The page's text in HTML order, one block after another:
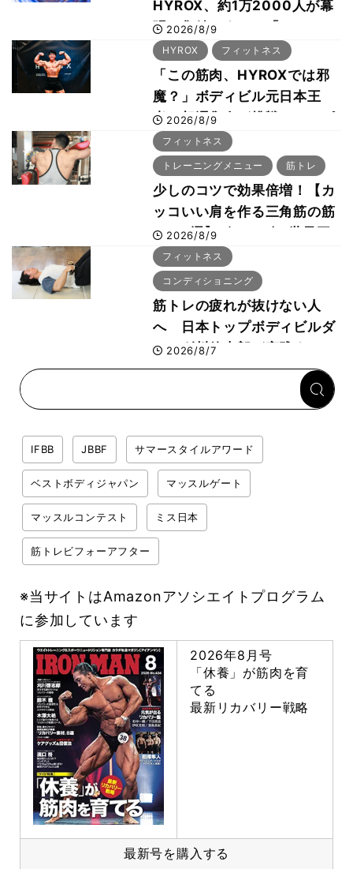
HYROX、約1万2000人が幕
張に集結 すでに「2028、
29年の大会も準備」
2026/8/9
HYROX フィットネス
「この筋肉、HYROXでは邪
魔？」ボディビル元日本王
者・相澤隼人が挑戦 バーピ
ーでは驚異の種目2位
2026/8/9
フィットネス
トレーニングメニュー 筋トレ
少しのコツで効果倍増！【カ
ッコいい肩を作る三角筋の筋
トレ6選】ボディビル世界王
者が解説！
2026/8/9
フィットネス
コンディショニング
筋トレの疲れが抜けない人
へ 日本トップボディビルダ
ー・刈川啓志郎が実践する
「回復習慣」
2026/8/7
IFBB JBBF サマースタイルアワード
ベストボディジャパン マッスルゲート
マッスルコンテスト ミス日本
筋トレビフォーアフター
※当サイトはAmazonアソシエイトプログラム
に参加しています
2026年8月号
「休養」が筋肉を育
てる
最新リカバリー戦略
最新号を購入する